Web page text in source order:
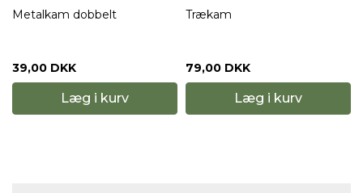
Metalkam dobbelt
39,00 DKK
Læg i kurv
Trækam
79,00 DKK
Læg i kurv